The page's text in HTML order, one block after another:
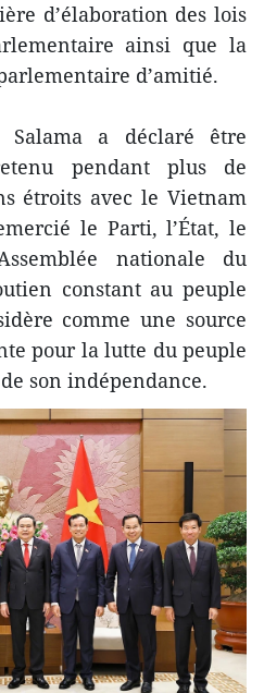
d’élaboration des lois
ainsi que la
d’amitié.
a déclaré être
pendant plus de
étroits avec le Vietnam
le Parti, l’État, le
nationale du
constant au peuple
comme une source
pour la lutte du peuple
son indépendance.